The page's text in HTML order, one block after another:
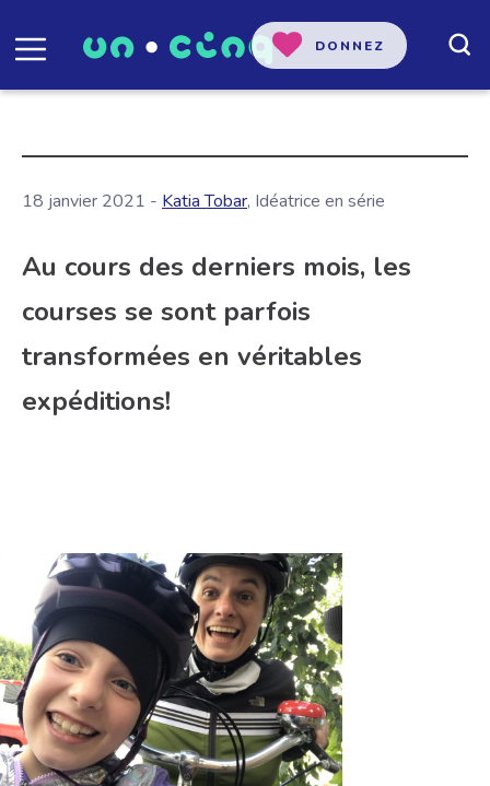
DONNEZ
18 janvier 2021 - Katia Tobar, Idéatrice en série
Au cours des derniers mois, les
courses se sont parfois
transformées en véritables
expéditions!